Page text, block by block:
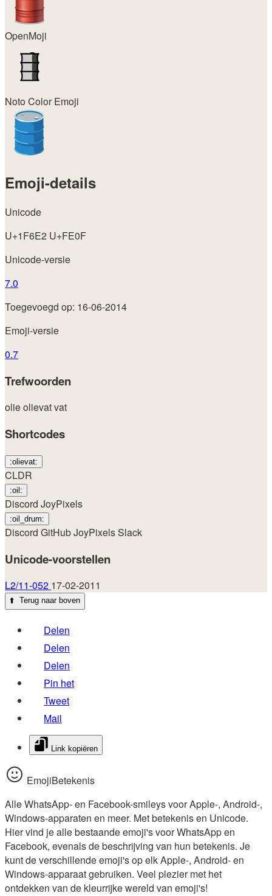
OpenMoji
Noto Color Emoji
Emoji-details
Unicode
U+1F6E2 U+FE0F
Unicode-versie
7.0
Toegevoegd op: 16-06-2014
Emoji-versie
0.7
Trefwoorden
olieolievatvat
Shortcodes
:olievat:
CLDR
:oil:
Discord JoyPixels
:oil_drum:
Discord GitHubJoyPixelsSlack
Unicode-voorstellen
L2/11-052 17-02-2011
⬆️ Terug naar boven
Delen
Delen
Delen
Pin het
Tweet
Mail
Link kopiëren
EmojiBetekenis
Alle WhatsApp- en Facebook-smileys voor Apple-, Android-,
Windows-apparaten en meer. Met betekenis en Unicode.
Hier vind je alle bestaande emoji's voor WhatsApp en
Facebook, evenals de beschrijving van hun betekenis. Je
kunt de verschillende emoji's op elk Apple-, Android- en
Windows-apparaat gebruiken. Veel plezier met het
ontdekken van de kleurrijke wereld van emoji's!